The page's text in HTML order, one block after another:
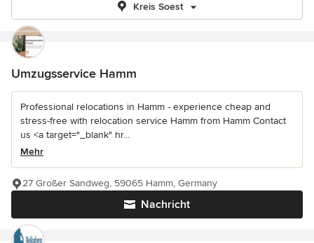
Kreis Soest
Umzugsservice Hamm
Professional relocations in Hamm - experience cheap and
stress-free with relocation service Hamm from Hamm Contact
us <a target="_blank" hr...
Mehr
Nachricht
27 Großer Sandweg, 59065 Hamm, Germany